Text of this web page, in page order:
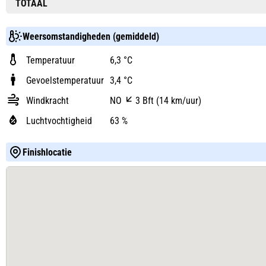
TOTAAL
Weersomstandigheden (gemiddeld)
Temperatuur
6,3 °C
Gevoelstemperatuur 3,4 °C
Windkracht
NO
3 Bft (14 km/uur)
Luchtvochtigheid
63 %
Finishlocatie